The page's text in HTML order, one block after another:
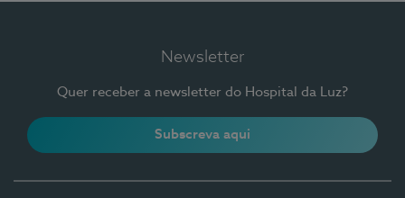
Newsletter
Quer receber a newsletter do Hospital da Luz?
Subscreva aqui